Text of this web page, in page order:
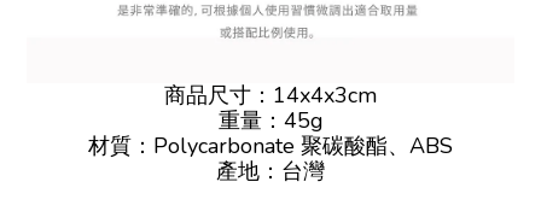
商品尺寸：14x4x3cm
重量：45g
材質：Polycarbonate 聚碳酸酯、ABS
產地：台灣